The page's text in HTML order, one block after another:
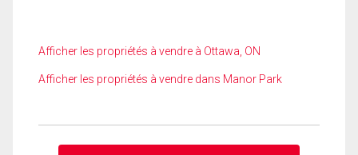
Afficher les propriétés à vendre à Ottawa, ON
Afficher les propriétés à vendre dans Manor Park